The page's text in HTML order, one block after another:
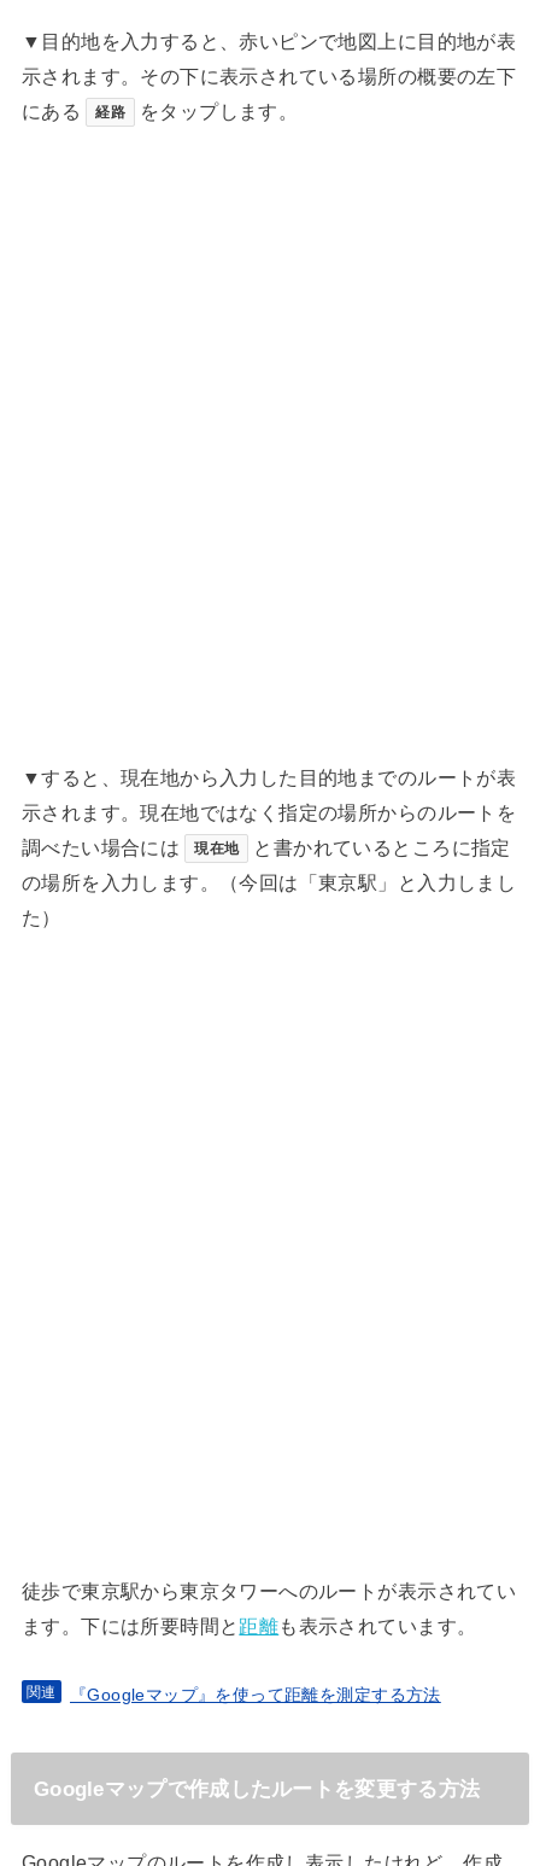
▼目的地を入力すると、赤いピンで地図上に目的地が表
示されます。その下に表示されている場所の概要の左下
にある
経路 をタップします。
▼すると、現在地から入力した目的地までのルートが表
示されます。現在地ではなく指定の場所からのルートを
調べたい場合には
現在地
と書かれているところに指定
の場所を入力します。（今回は「東京駅」と入力しまし
た）
徒歩で東京駅から東京タワーへのルートが表示されてい
ます。下には所要時間と 距離も表示されています。
『Googleマップ』を使って距離を測定する方法
Googleマップで作成したルートを変更する方法